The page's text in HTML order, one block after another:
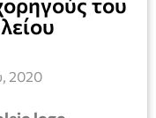
2020